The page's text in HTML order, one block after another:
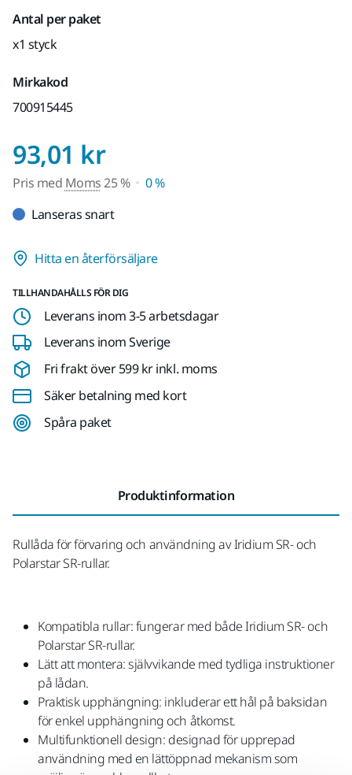
Antal per paket
x1 styck
Mirkakod
700915445
93,01 krPris med Moms 25 %
Pris med Moms25 %
0 %
Lanseras snart
Hitta en återförsäljare
TILLHANDAHÅLLS FÖR DIG
Leverans inom 3-5 arbetsdagar
Leverans inom Sverige
Fri frakt över 599 kr inkl. moms
Säker betalning med kort
Spåra paket
Produktinformation
Rullåda för förvaring och användning av Iridium SR- och
Polarstar SR-rullar.
Kompatibla rullar: fungerar med både Iridium SR- och
Polarstar SR-rullar.
Lätt att montera: självvikande med tydliga instruktioner
på lådan.
Praktisk upphängning: inkluderar ett hål på baksidan
för enkel upphängning och åtkomst.
Multifunktionell design: designad för upprepad
användning med en lättöppnad mekanism som